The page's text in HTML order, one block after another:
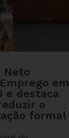
Neto
em
e destaca
o
formal